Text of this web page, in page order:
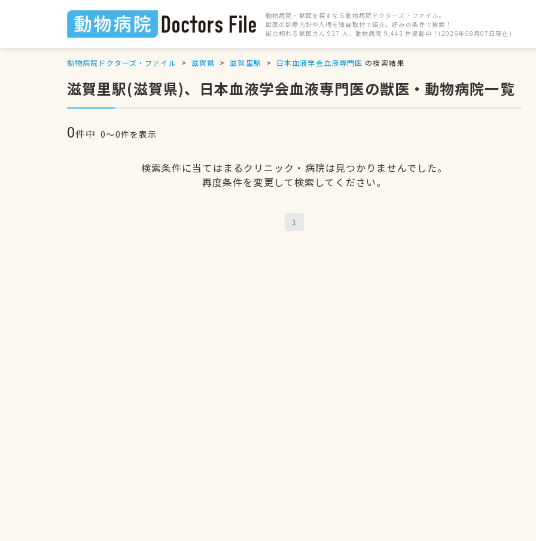
動物病院・獣医を探すなら動物病院ドクターズ・ファイル。
獣医の診療方針や人柄を独自取材で紹介。好みの条件で検索！
街の頼れる獣医さん 937 人、動物病院 9,443 件掲載中！(2026年08月07日現在)
動物病院ドクターズ・ファイル 滋賀県 滋賀里駅 日本血液学会血液専門医 の検索結果
滋賀里駅(滋賀県)、日本血液学会血液専門医の獣医・動物病院一覧
0件中 0〜0件を表示
検索条件に当てはまるクリニック・病院は見つかりませんでした。
再度条件を変更して検索してください。
1